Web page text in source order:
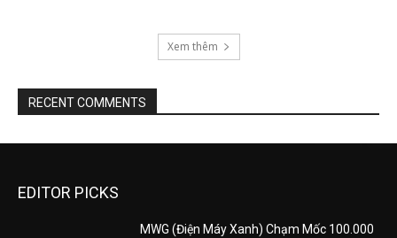
Xem thêm
RECENT COMMENTS
EDITOR PICKS
MWG (Điện Máy Xanh) Chạm Mốc 100.000